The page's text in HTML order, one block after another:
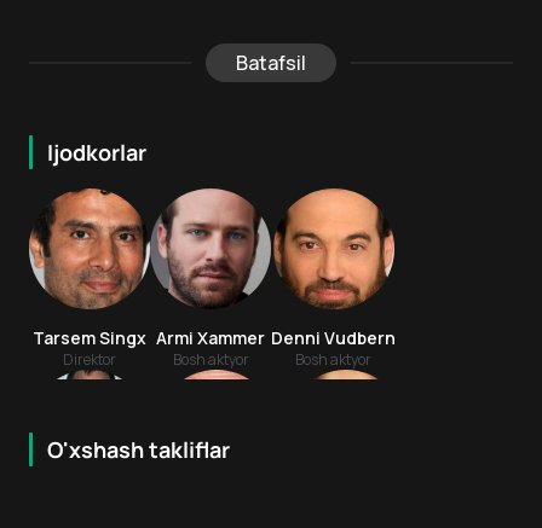
Batafsil
Ijodkorlar
Tarsem Singx
Direktor
Armi Xammer
Bosh aktyor
Denni Vudbern
Bosh aktyor
O'xshash takliflar
6 + 6.4